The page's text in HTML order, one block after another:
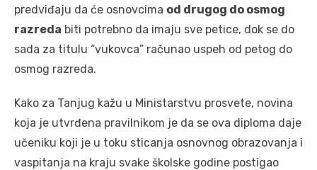
predviđaju da će osnovcima od drugog do osmog
razreda biti potrebno da imaju sve petice, dok se do
sada za titulu “vukovca” računao uspeh od petog do
osmog razreda.
Kako za Tanjug kažu u Ministarstvu prosvete, novina
koja je utvrđena pravilnikom je da se ova diploma daje
učeniku koji je u toku sticanja osnovnog obrazovanja i
vaspitanja na kraju svake školske godine postigao